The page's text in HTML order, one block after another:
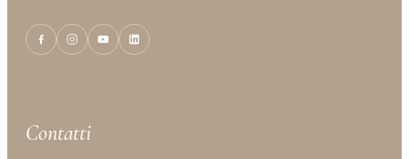
Contatti